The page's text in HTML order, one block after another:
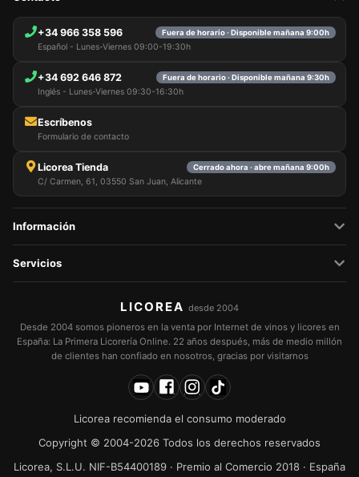
+34 966 358 596 Fuera de horario · Disponible mañana 9:00h
Español - Lunes-Viernes 09:00-19:30h
+34 692 646 872 Fuera de horario · Disponible mañana 9:30h
Inglés - Lunes-Viernes 09:30-16:30h
Escríbenos
Formulario de contacto
Licorea Tienda Cerrado ahora · abre mañana 9:00h
C/ Carmen, 61, 03550 San Juan, Alicante
Información
Servicios
LICOREA desde 2004
Desde 2004 somos pioneros en la venta por Internet de vinos y licores en
España: La Primera Licorería Online. 22 años después, más de medio millón
de clientes han confiado en nosotros, gracias por visitarnos
Licorea recomienda el consumo moderado
Copyright © 2004-2026 Todos los derechos reservados
Licorea, S.L.U. NIF-B54400189 · Premio al Comercio 2018 · España